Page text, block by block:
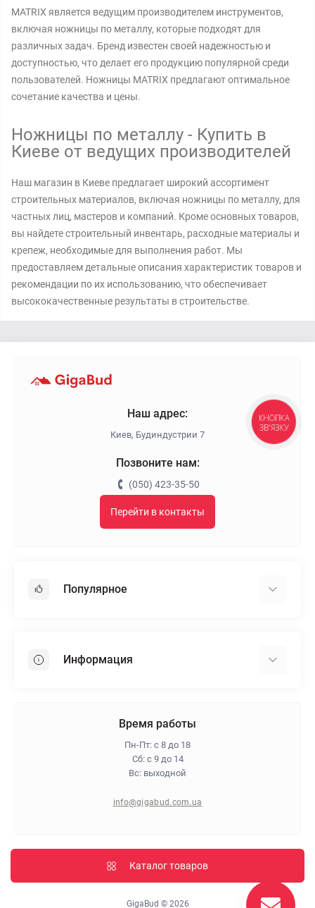
MATRIX является ведущим производителем инструментов,
включая ножницы по металлу, которые подходят для
различных задач. Бренд известен своей надежностью и
доступностью, что делает его продукцию популярной среди
пользователей. Ножницы MATRIX предлагают оптимальное
сочетание качества и цены.
Ножницы по металлу - Купить в
Киеве от ведущих производителей
Наш магазин в Киеве предлагает широкий ассортимент
строительных материалов, включая ножницы по металлу, для
частных лиц, мастеров и компаний. Кроме основных товаров,
вы найдете строительный инвентарь, расходные материалы и
крепеж, необходимые для выполнения работ. Мы
предоставляем детальные описания характеристик товаров и
рекомендации по их использованию, что обеспечивает
высококачественные результаты в строительстве.
Наш адрес:
Киев, Будиндустрии 7
Позвоните нам:
(050) 423-35-50
Перейти в контакты
Популярное
Пенопласт
Информация
Политика конфиденциальности
Время работы
Пн-Пт: с 8 до 18
Сб: с 9 до 14
Вс: выходной
info@gigabud.com.ua
Каталог товаров
GigaBud © 2026
КНОПКА
ЗВ'ЯЗКУ